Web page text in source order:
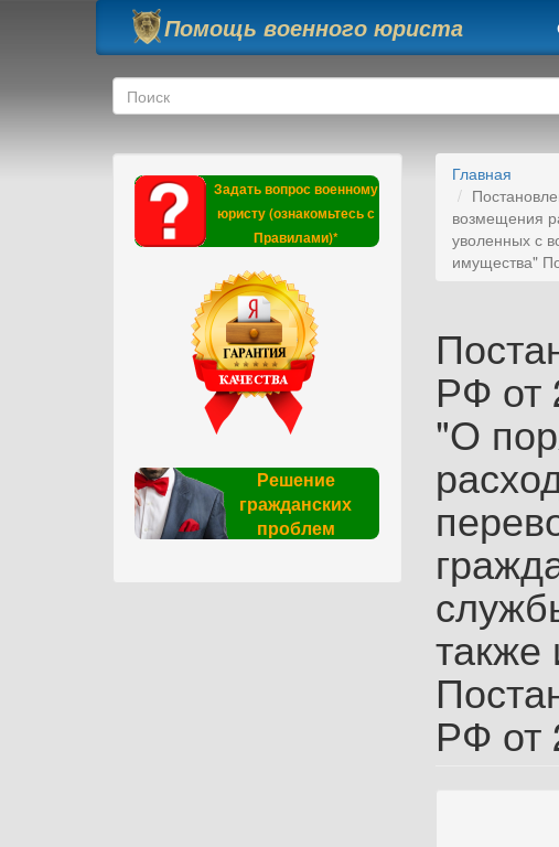
Перейти к основному содержанию
Помощь военного юриста
Форма поиска
Поиск
Задать вопрос военному
юристу (ознакомьтесь с
Правилами)*
Решение
гражданских
проблем
Главная
возмещения
уволенных с
имущества"
РФ от
"О
также
РФ от